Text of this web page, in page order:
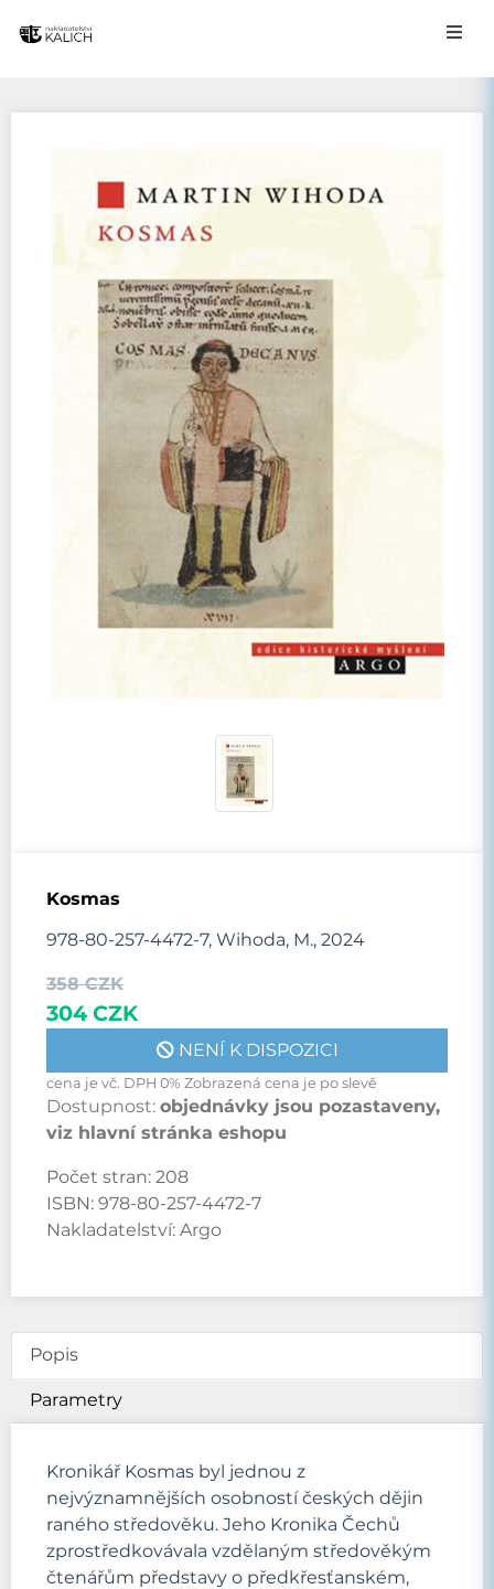
Kosmas
978-80-257-4472-7, Wihoda, M., 2024
358 CZK
304 CZK
NENÍ K DISPOZICI
cena je vč. DPH 0% Zobrazená cena je po slevě
Dostupnost: objednávky jsou pozastaveny,
viz hlavní stránka eshopu
Počet stran: 208
ISBN: 978-80-257-4472-7
Nakladatelství: Argo
Popis
Parametry
Kronikář Kosmas byl jednou z
nejvýznamnějších osobností českých dějin
raného středověku. Jeho Kronika Čechů
zprostředkovávala vzdělaným středověkým
čtenářům představy o předkřesťanském,